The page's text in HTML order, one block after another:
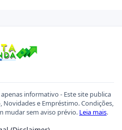
informativo - Este site publica
e Empréstimo. Condições,
mudar sem aviso prévio. Leia mais.